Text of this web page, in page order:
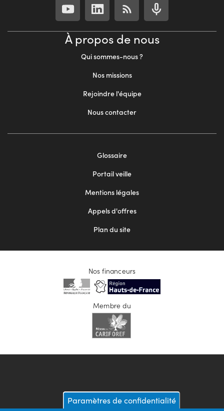
À propos de nous
Qui sommes-nous ?
Nos missions
Rejoindre l'équipe
Nous contacter
Glossaire
Portail veille
Mentions légales
Appels d'offres
Plan du site
Nos financeurs
Membre du
Paramètres de confidentialité